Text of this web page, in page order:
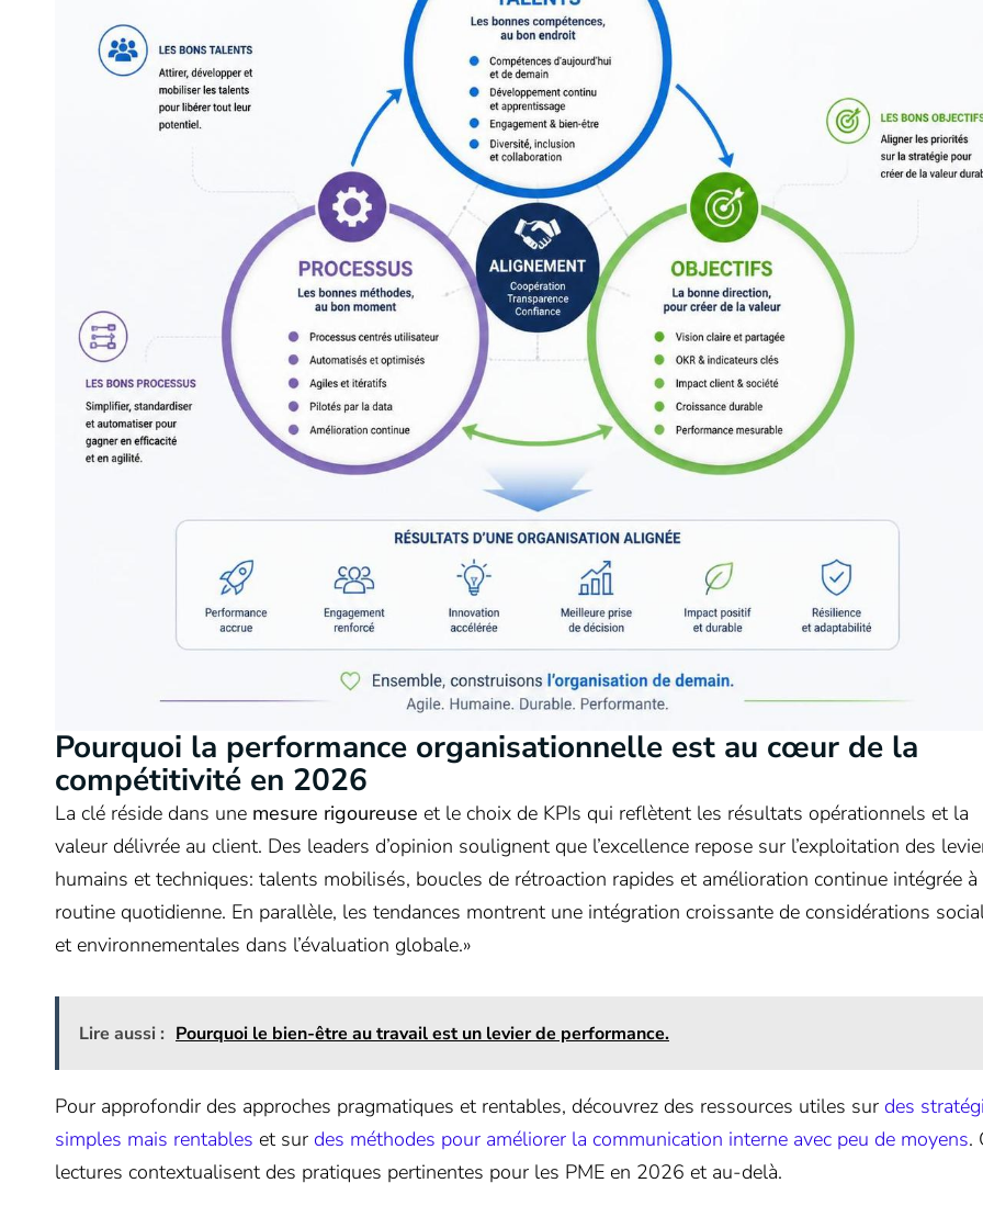
Pourquoi la performance organisationnelle est au cœur de la
compétitivité en 2026
La clé réside dans une mesure rigoureuse et le choix de KPIs qui reflètent les résultats opérationnels et la
valeur délivrée au client. Des leaders d’opinion soulignent que l’excellence repose sur l’exploitation des
humains et techniques: talents mobilisés, boucles de rétroaction rapides et amélioration continue intégrée à
routine quotidienne. En parallèle, les tendances montrent une intégration croissante de considérations
et environnementales dans l’évaluation globale.»
Lire aussi : Pourquoi le bien-être au travail est un levier de performance.
Pour approfondir des approches pragmatiques et rentables, découvrez des ressources utiles sur des
simples mais rentables et sur des méthodes pour améliorer la communication interne avec peu de moyens.
lectures contextualisent des pratiques pertinentes pour les PME en 2026 et au-delà.